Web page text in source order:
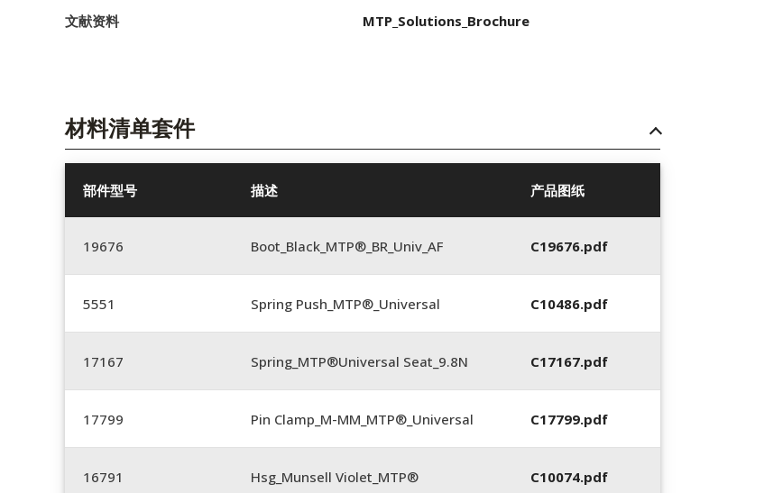
文献资料 MTP_Solutions_Brochure
材料清单套件
部件型号 描述 产品图纸
19676 Boot_Black_MTP®_BR_Univ_AF C19676.pdf
5551 Spring Push_MTP®_Universal C10486.pdf
17167 Spring_MTP®Universal Seat_9.8N C17167.pdf
17799 Pin Clamp_M-MM_MTP®_Universal C17799.pdf
16791 Hsg_Munsell Violet_MTP® C10074.pdf